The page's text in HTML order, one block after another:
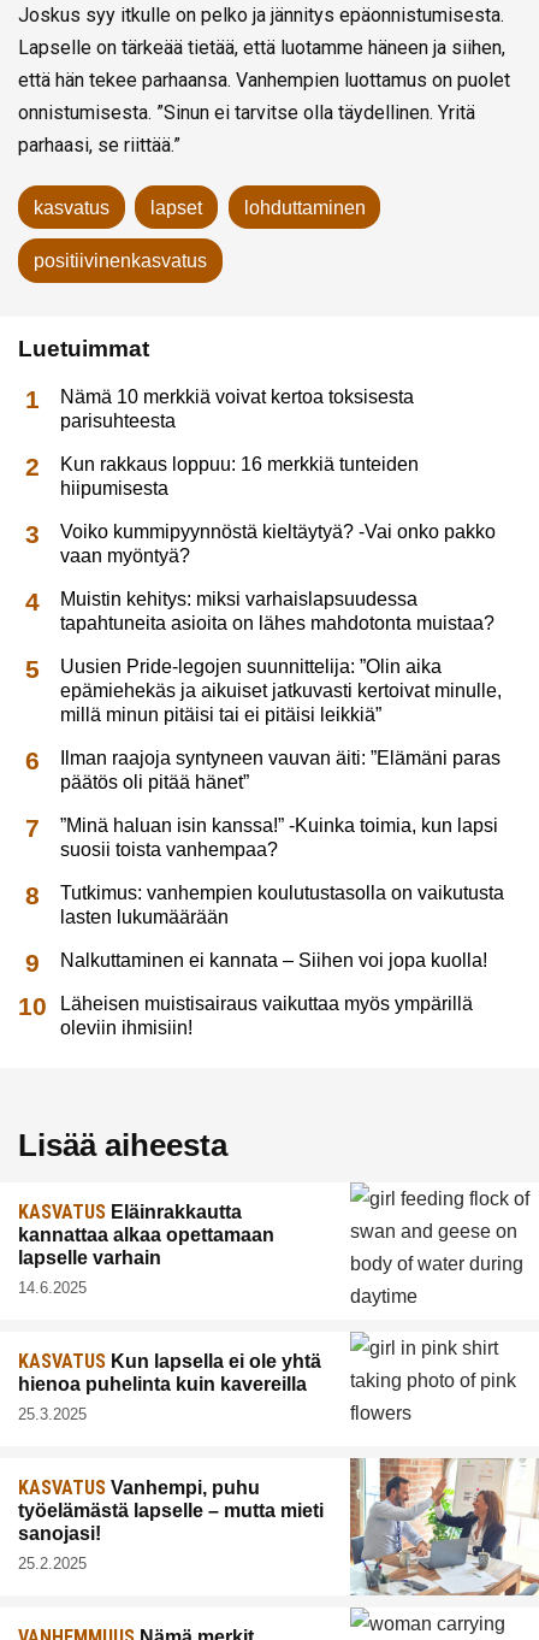
Joskus syy itkulle on pelko ja jännitys epäonnistumisesta.
Lapselle on tärkeää tietää, että luotamme häneen ja siihen,
että hän tekee parhaansa. Vanhempien luottamus on puolet
onnistumisesta. ”Sinun ei tarvitse olla täydellinen. Yritä
parhaasi, se riittää.”
kasvatus lapset lohduttaminen
positiivinenkasvatus
Luetuimmat
Nämä 10 merkkiä voivat kertoa toksisesta
parisuhteesta
Kun rakkaus loppuu: 16 merkkiä tunteiden
hiipumisesta
Voiko kummipyynnöstä kieltäytyä? -Vai onko pakko
vaan myöntyä?
Muistin kehitys: miksi varhaislapsuudessa
tapahtuneita asioita on lähes mahdotonta muistaa?
Uusien Pride-legojen suunnittelija: ”Olin aika
epämiehekäs ja aikuiset jatkuvasti kertoivat minulle,
millä minun pitäisi tai ei pitäisi leikkiä”
Ilman raajoja syntyneen vauvan äiti: ”Elämäni paras
päätös oli pitää hänet”
”Minä haluan isin kanssa!” -Kuinka toimia, kun lapsi
suosii toista vanhempaa?
Tutkimus: vanhempien koulutustasolla on vaikutusta
lasten lukumäärään
Nalkuttaminen ei kannata – Siihen voi jopa kuolla!
Läheisen muistisairaus vaikuttaa myös ympärillä
oleviin ihmisiin!
Lisää aiheesta
KASVATUS Eläinrakkautta
kannattaa alkaa opettamaan
lapselle varhain
14.6.2025
KASVATUS Kun lapsella ei ole yhtä
hienoa puhelinta kuin kavereilla
25.3.2025
KASVATUS Vanhempi, puhu
työelämästä lapselle – mutta mieti
sanojasi!
25.2.2025